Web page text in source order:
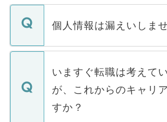
ません。
■応募殺到を避けるため
関を公にしてしまうと、
に、医療機関が求める条
みを人材紹介会社に依頼
ています。
転職・入職を強要するこ
ん。また、仮に応募先か
定を承諾する必要はあり
の辞退の連絡はキャリア
個人情報は漏えいしま
個人情報が漏えいするこ
で、ご安心ください。当
などで収集したご登録者
ご本人のキャリアアップ
支援を目的に使用いたし
いますぐ転職は考えて
が、これからのキャリ
すか？